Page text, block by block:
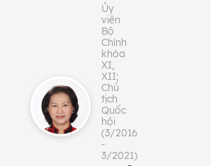
Ủy
viên
Bộ
Chính
khóa
XI,
XII;
Chủ
tịch
Quốc
hội
(3/2016
-
3/2021)